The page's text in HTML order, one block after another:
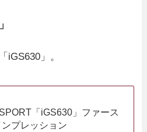
iGS630」。
「iGS630」ファース
ンプレッション